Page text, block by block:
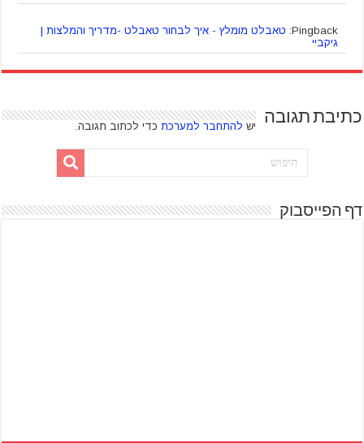
Pingback: טאבלט מומלץ - איך לבחור טאבלט -מדריך והמלצות |
גיקביי
כתיבת תגובה יש להתחבר למערכת כדי לכתוב תגובה.
דף הפייסבוק